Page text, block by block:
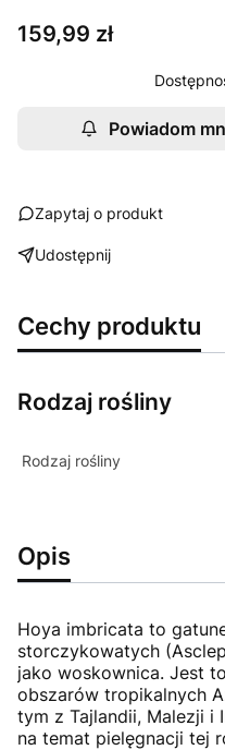
Cena
159,99 zł
Powiadom
Zapytaj o produkt
Udostępnij
Cechy produktu
Rodzaj rośliny
Rodzaj rośliny
Opis
Hoya imbricata to
storczykowatych
jako woskownica. Jest
obszarów tropikalnych
tym z Tajlandii, Malezji i
na temat pielęgnacji tej